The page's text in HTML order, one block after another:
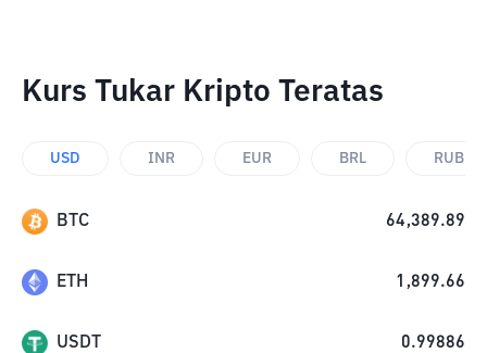
Kurs Tukar Kripto Teratas
USD INR EUR BRL RUB
BTC 64,389.89
ETH 1,899.66
USDT 0.99886